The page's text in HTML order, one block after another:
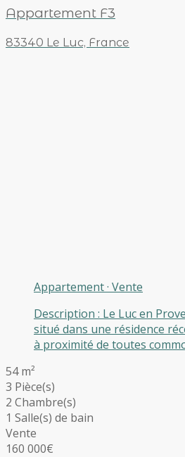
Appartement F3
83340 Le Luc, France
Appartement· Vente
Description : Le Luc en
situé dans une résidence
à proximité de toutes
54 m²
3 Pièce(s)
2 Chambre(s)
1 Salle(s) de bain
Vente
160 000€